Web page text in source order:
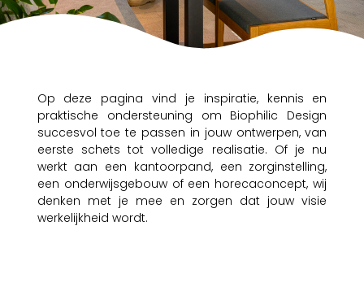
Op deze pagina vind je inspiratie, kennis en
praktische ondersteuning om Biophilic Design
succesvol toe te passen in jouw ontwerpen, van
eerste schets tot volledige realisatie. Of je nu
werkt aan een kantoorpand, een zorginstelling,
een onderwijsgebouw of een horecaconcept, wij
denken met je mee en zorgen dat jouw visie
werkelijkheid wordt.